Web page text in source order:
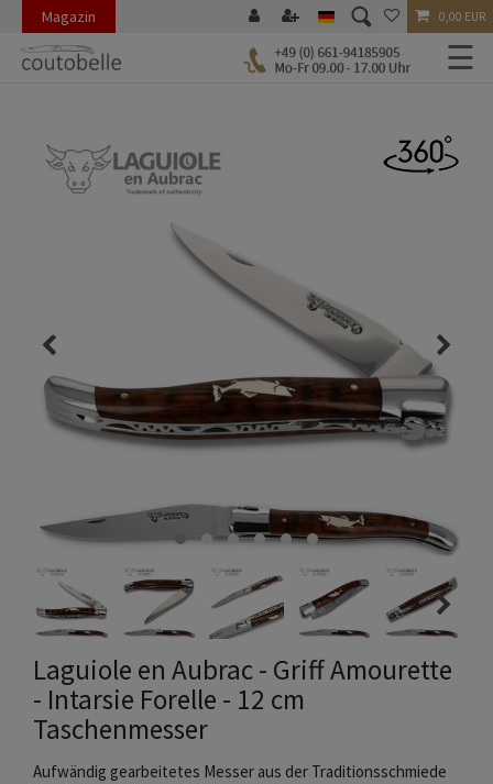
Magazin 0,00 EUR
☰
Laguiole en Aubrac - Griff Amourette
- Intarsie Forelle - 12 cm
Taschenmesser
Aufwändig gearbeitetes Messer aus der Traditionsschmiede